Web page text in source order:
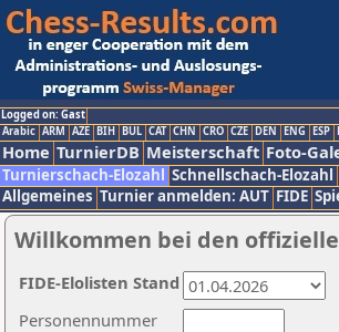
Logged on: Gast
Arabic ARM AZE BIH BUL CAT CHN CRO CZE DEN ENG ESP
Home TurnierDB Meisterschaft Foto-
Turnierschach-Elozahl Schnellschach-Elozahl
Allgemeines Turnier anmelden: AUT FIDE
Willkommen bei den
Personennummer
FIDE-Elolisten Stand